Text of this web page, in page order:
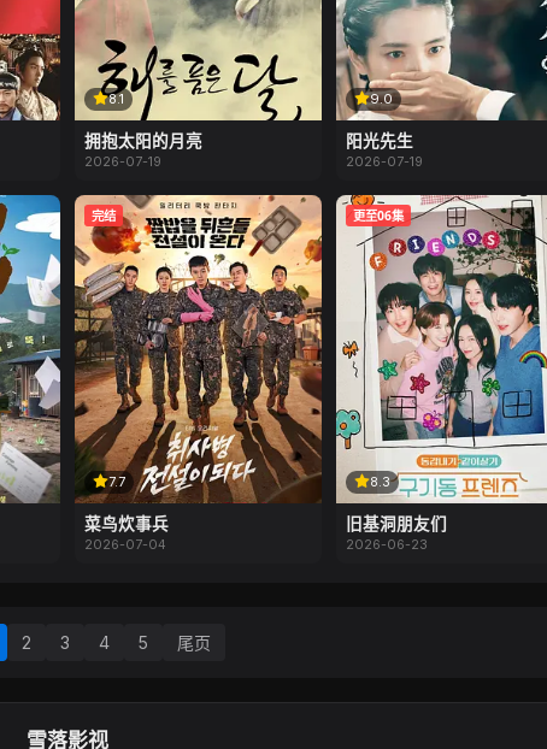
8.1
拥抱太阳的月亮
2026-07-19
9.0
阳光先生
2026-07-19
7.7
完结
菜鸟炊事兵
2026-07-04
8.3
更至06集
旧基洞朋友们
2026-06-23
2 3 4 5 尾页
雪落影视